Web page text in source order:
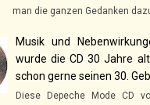
man die ganzen Gedanken
Musik und
wurde die CD 30 Jahre
schon gerne seinen 30.
Diese Depeche Mode CD